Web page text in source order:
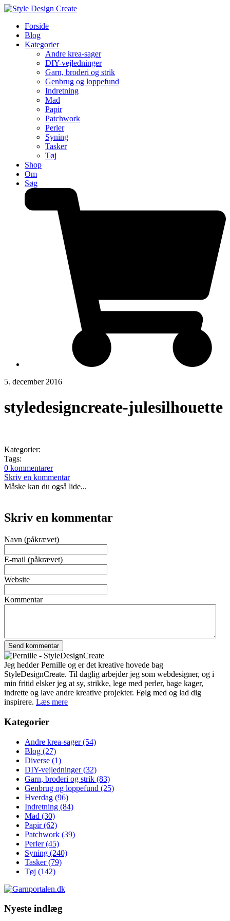
Forside
Blog
Kategorier
Andre krea-sager
DIY-vejledninger
Garn, broderi og strik
Genbrug og loppefund
Indretning
Mad
Papir
Patchwork
Perler
Syning
Tasker
Tøj
Shop
Om
Søg
5. december 2016
styledesigncreate-julesilhouette
Kategorier:
Tags:
0 kommentarer
Skriv en kommentar
Måske kan du også lide...
Skriv en kommentar
Navn (påkrævet)
E-mail (påkrævet)
Website
Kommentar
Jeg hedder Pernille og er det kreative hovede bag
StyleDesignCreate. Til daglig arbejder jeg som webdesigner, og i
min fritid elsker jeg at sy, strikke, lege med perler, bage kager,
indrette og lave andre kreative projekter. Følg med og lad dig
inspirere. Læs mere
Kategorier
Andre krea-sager(54)
Blog (27)
Diverse (1)
DIY-vejledninger(32)
Garn, broderi og strik (83)
Genbrug og loppefund (25)
Hverdag (96)
Indretning (84)
Mad (30)
Papir(62)
Patchwork (39)
Perler(45)
Syning (240)
Tasker(79)
Tøj (142)
Nyeste indlæg